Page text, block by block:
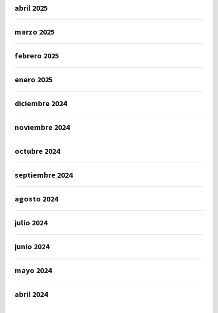
abril 2025
marzo 2025
febrero 2025
enero 2025
diciembre 2024
noviembre 2024
octubre 2024
septiembre 2024
agosto 2024
julio 2024
junio 2024
mayo 2024
abril 2024